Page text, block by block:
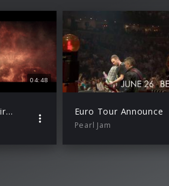
04:48
Dance Of The Clairvoyants Euro Tour Announce
Pearl Jam